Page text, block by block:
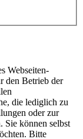
Webseiten-
den Betrieb der
die lediglich zu
oder zur
Sie können selbst
Bitte